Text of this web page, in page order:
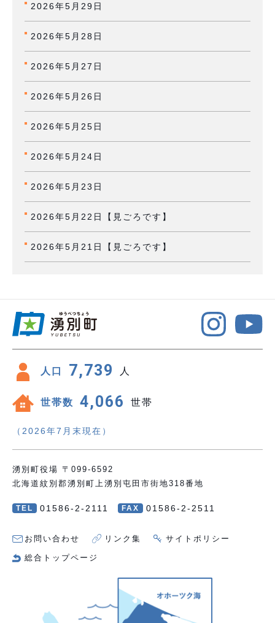
2026年5月29日
2026年5月28日
2026年5月27日
2026年5月26日
2026年5月25日
2026年5月24日
2026年5月23日
2026年5月22日【見ごろです】
2026年5月21日【見ごろです】
人口 7,739 人
世帯数 4,066 世帯
（2026年7月末現在）
湧別町役場 〒099-6592
北海道紋別郡湧別町上湧別屯田市街地318番地
TEL 01586-2-2111 FAX 01586-2-2511
お問い合わせ リンク集 サイトポリシー
総合トップページ